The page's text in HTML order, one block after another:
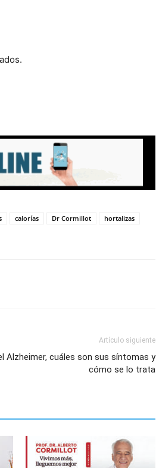
calorías Dr Cormillot
hortalizas
Artículo siguiente
Alzheimer, cuáles son sus síntomas y
cómo se lo trata